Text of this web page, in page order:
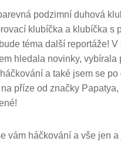
podzimní duhová
klubíčka a klubíčka s
téma další reportáže!
hledala novinky, vybírala
a také jsem se po
příze od značky Papatya,
vám háčkování a vše jen a